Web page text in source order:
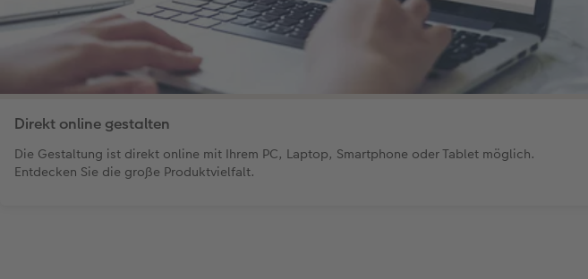
Direkt online gestalten
Die Gestaltung ist direkt online mit Ihrem PC, Laptop, Smartphone oder Tablet möglich.
Entdecken Sie die große Produktvielfalt.